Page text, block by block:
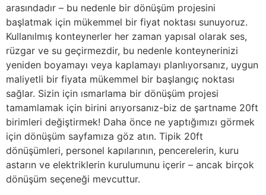
arasındadır – bu nedenle bir dönüşüm projesini
başlatmak için mükemmel bir fiyat noktası sunuyoruz.
Kullanılmış konteynerler her zaman yapısal olarak ses,
rüzgar ve su geçirmezdir, bu nedenle konteynerinizi
yeniden boyamayı veya kaplamayı planlıyorsanız, uygun
maliyetli bir fiyata mükemmel bir başlangıç noktası
sağlar. Sizin için ısmarlama bir dönüşüm projesi
tamamlamak için birini arıyorsanız-biz de şartname 20ft
birimleri değiştirmek! Daha önce ne yaptığımızı görmek
için dönüşüm sayfamıza göz atın. Tipik 20ft
dönüşümleri, personel kapılarının, pencerelerin, kuru
astarın ve elektriklerin kurulumunu içerir – ancak birçok
dönüşüm seçeneği mevcuttur.